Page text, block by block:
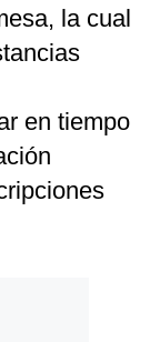
la cual
en tiempo